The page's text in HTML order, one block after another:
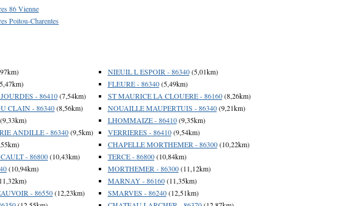
86 Vienne
Poitou-Charentes
- 86410(7,54km)
CLAIN - 86340(8,56km)
(9,33km)
ANDILLE - 86340(9,5km)
- 86800(10,43km)
(10,94km)
- 86550(12,23km)
NIEUIL L ESPOIR - 86340(5,01km)
FLEURE - 86340(5,49km)
ST MAURICE LA CLOUERE - 86160(8,26km)
NOUAILLE MAUPERTUIS - 86340(9,21km)
LHOMMAIZE - 86410(9,35km)
VERRIERES - 86410(9,54km)
CHAPELLE MORTHEMER - 86300(10,22km)
TERCE - 86800(10,84km)
MORTHEMER - 86300(11,12km)
MARNAY - 86160(11,35km)
SMARVES - 86240(12,51km)